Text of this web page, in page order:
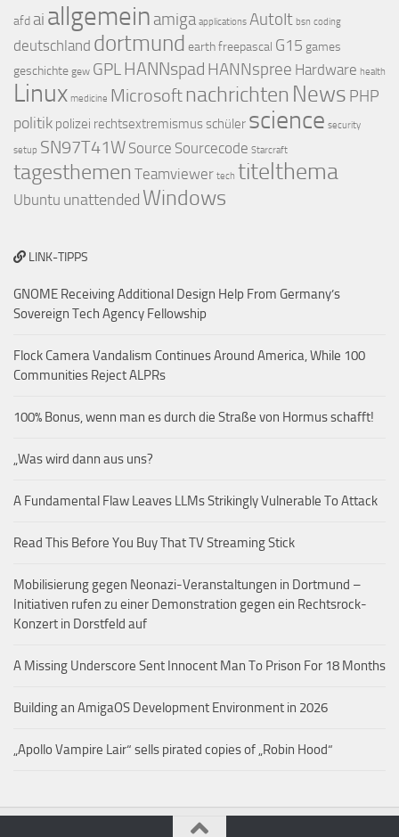
afd ai allgemein amiga applications AutoIt bsn coding
deutschland dortmund earthfreepascal G15 games
geschichte gew GPLHANNspad HANNspree Hardware health
Linux medicine Microsoft nachrichten News PHP
politik polizei rechtsextremismusschüler science security
setup SN97T41W Source Sourcecode Starcraft
tagesthemen Teamviewer tech titelthema
Ubuntu unattended Windows
LINK-TIPPS
GNOME Receiving Additional Design Help From Germany’s
Sovereign Tech Agency Fellowship
Flock Camera Vandalism Continues Around America, While 100
Communities Reject ALPRs
100% Bonus, wenn man es durch die Straße von Hormus schafft!
„Was wird dann aus uns?
A Fundamental Flaw Leaves LLMs Strikingly Vulnerable To Attack
Read This Before You Buy That TV Streaming Stick
Mobilisierung gegen Neonazi-Veranstaltungen in Dortmund –
Initiativen rufen zu einer Demonstration gegen ein Rechtsrock-
Konzert in Dorstfeld auf
A Missing Underscore Sent Innocent Man To Prison For 18 Months
Building an AmigaOS Development Environment in 2026
„Apollo Vampire Lair“ sells pirated copies of „Robin Hood“